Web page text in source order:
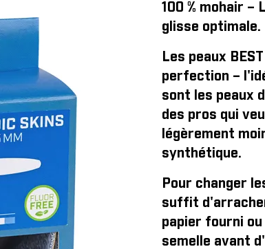
100 % mohair
glisse optimale.
Les peaux
perfection –
sont les peaux
des pros qui
légèrement
synthétique.
Pour changer
suffit
papier fourni
semelle avant